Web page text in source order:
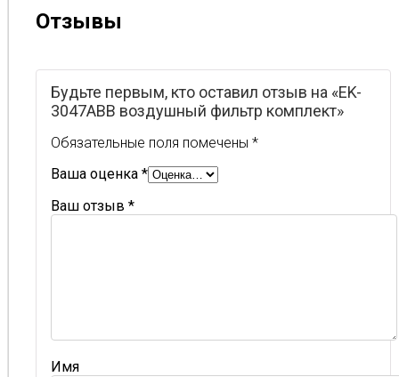
Отзывы
Будьте первым, кто оставил отзыв на «EK-
3047ABB воздушный фильтр комплект»
Обязательные поля помечены *
Ваша оценка *
Ваш отзыв *
Имя